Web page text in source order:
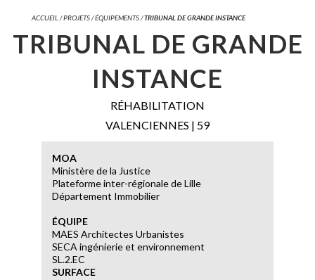
ACCUEIL /PROJETS/ÉQUIPEMENTS/TRIBUNAL DE GRANDE INSTANCE
TRIBUNAL DE GRANDE
INSTANCE
RÉHABILITATION
VALENCIENNES | 59
MOA
Ministère de la Justice
Plateforme inter-régionale de Lille
Département Immobilier
ÉQUIPE
MAES Architectes Urbanistes
SECA ingénierie et environnement
SL.2.EC
SURFACE